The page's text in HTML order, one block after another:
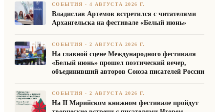
СОБЫТИЯ ·4 АВГУСТА 2026 Г.
Владислав Артемов встретился с читателями
Архангельска на фестивале «Белый июнь»
СОБЫТИЯ ·2 АВГУСТА 2026 Г.
На главной сцене Международного фестиваля
«Белый июнь» прошел поэтический вечер,
объединивший авторов Союза писателей России
СОБЫТИЯ ·2 АВГУСТА 2026 Г.
На II Марийском книжном фестивале пройдут